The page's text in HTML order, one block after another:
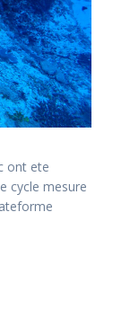
ont ete
cycle mesure